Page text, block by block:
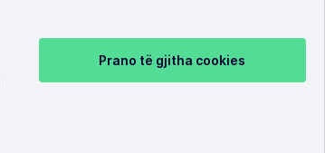
Prano të gjitha cookies